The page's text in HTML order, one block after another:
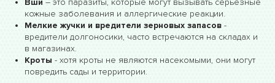
кожные заболевания и аллергические реакции.
Мелкие жучки и вредители зерновых запасов -
вредители долгоносики, часто встречаются на складах и
в магазинах.
Кроты - хотя кроты не являются насекомыми, они могут
повредить сады и территории.